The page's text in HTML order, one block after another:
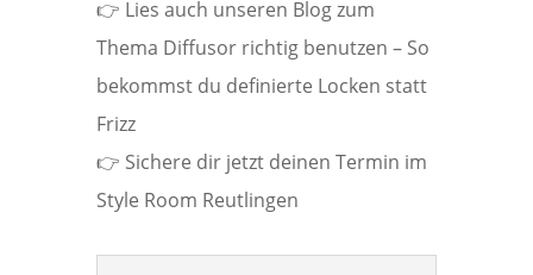
👉 Lies auch unseren Blog zum
Thema Diffusor richtig benutzen – So
bekommst du definierte Locken statt
Frizz
👉 Sichere dir jetzt deinen Termin im
Style Room Reutlingen